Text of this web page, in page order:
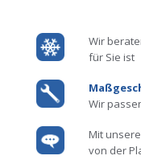
Wir
für Sie ist
Wir
Mit
von der